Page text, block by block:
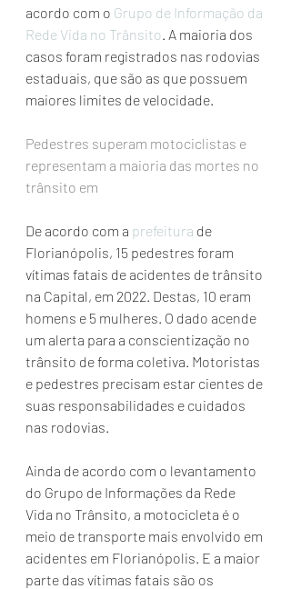
acordo com o Grupo de Informação da
Rede Vida no Trânsito. A maioria dos
casos foram registrados nas rodovias
estaduais, que são as que possuem
maiores limites de velocidade.
Pedestres superam motociclistas e
representam a maioria das mortes no
trânsito em
De acordo com a prefeitura de
Florianópolis, 15 pedestres foram
vítimas fatais de acidentes de trânsito
na Capital, em 2022. Destas, 10 eram
homens e 5 mulheres. O dado acende
um alerta para a conscientização no
trânsito de forma coletiva. Motoristas
e pedestres precisam estar cientes de
suas responsabilidades e cuidados
nas rodovias.
Ainda de acordo com o levantamento
do Grupo de Informações da Rede
Vida no Trânsito, a motocicleta é o
meio de transporte mais envolvido em
acidentes em Florianópolis. E a maior
parte das vítimas fatais são os